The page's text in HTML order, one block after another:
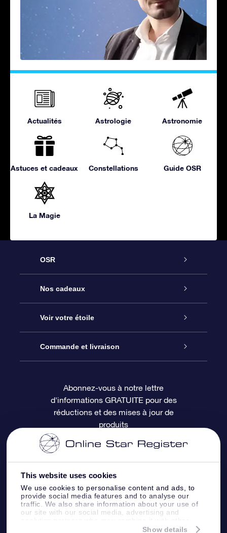
This website uses cookies
We use cookies to personalise content and ads, to
provide social media features and to analyse our
traffic. We also share information about your use of
our site with our social media, advertising and
information that you’ve provided to them or that
Show details
Actualités Astrologie Astronomie
Astuces et cadeaux Constellations Guide OSR
La Magie
OSR
Service
À propos de l’OSR
Nous contacter
Questions fréquemment posées
Revues
Nos cadeaux
Cadeau d’étoile en ligne
Coffret cadeau OSR
Carte cadeau OSR
Voir votre étoile
Registre des étoiles
Page d’accueil personnalisée
Appli Voler vers les étoiles
Commande et livraison
Informations de paiement
Informations d’expédition
Politique de retour
Constellations
Abonnez-vous à notre lettre
d'informations GRATUITE pour des
réductions et des mises à jour de
produits